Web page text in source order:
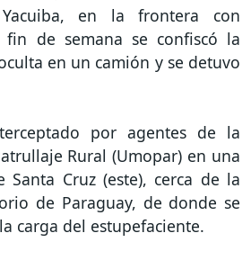
en la frontera con
de semana se confiscó la
en un camión y se detuvo
por agentes de la
Rural (Umopar) en una
Cruz (este), cerca de la
de Paraguay, de donde se
carga del estupefaciente.